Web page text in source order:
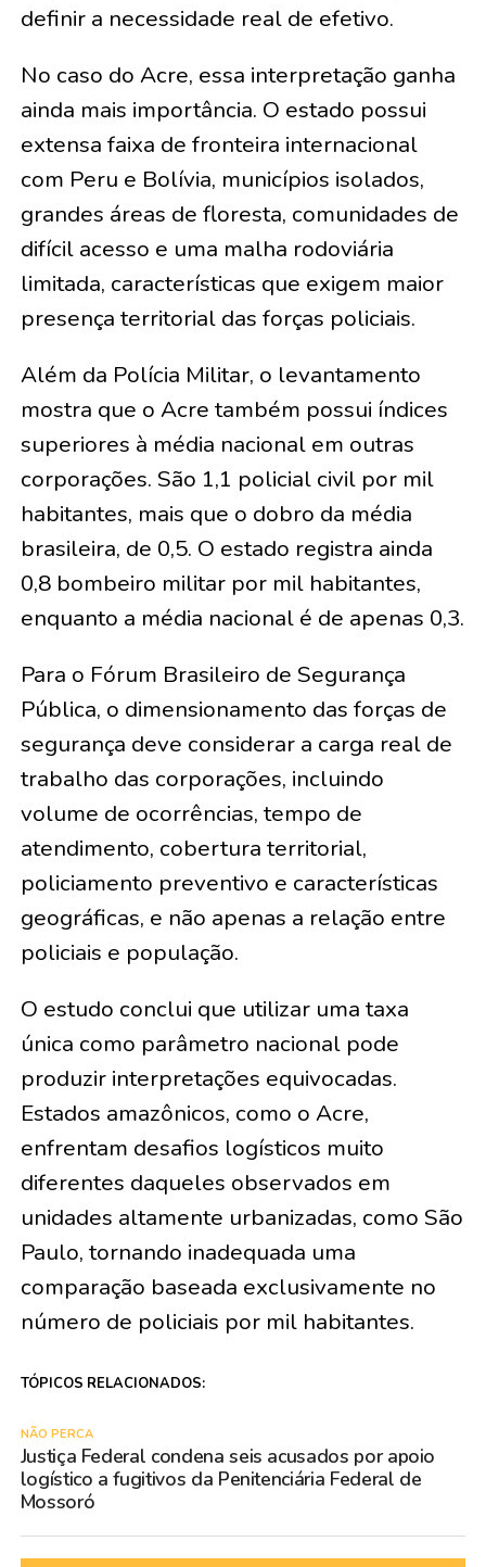
definir a necessidade real de efetivo.
No caso do Acre, essa interpretação ganha
ainda mais importância. O estado possui
extensa faixa de fronteira internacional
com Peru e Bolívia, municípios isolados,
grandes áreas de floresta, comunidades de
difícil acesso e uma malha rodoviária
limitada, características que exigem maior
presença territorial das forças policiais.
Além da Polícia Militar, o levantamento
mostra que o Acre também possui índices
superiores à média nacional em outras
corporações. São 1,1 policial civil por mil
habitantes, mais que o dobro da média
brasileira, de 0,5. O estado registra ainda
0,8 bombeiro militar por mil habitantes,
enquanto a média nacional é de apenas 0,3.
Para o Fórum Brasileiro de Segurança
Pública, o dimensionamento das forças de
segurança deve considerar a carga real de
trabalho das corporações, incluindo
volume de ocorrências, tempo de
atendimento, cobertura territorial,
policiamento preventivo e características
geográficas, e não apenas a relação entre
policiais e população.
O estudo conclui que utilizar uma taxa
única como parâmetro nacional pode
produzir interpretações equivocadas.
Estados amazônicos, como o Acre,
enfrentam desafios logísticos muito
diferentes daqueles observados em
unidades altamente urbanizadas, como São
Paulo, tornando inadequada uma
comparação baseada exclusivamente no
número de policiais por mil habitantes.
TÓPICOS RELACIONADOS:
NÃO PERCA
Justiça Federal condena seis acusados por apoio
logístico a fugitivos da Penitenciária Federal de
Mossoró